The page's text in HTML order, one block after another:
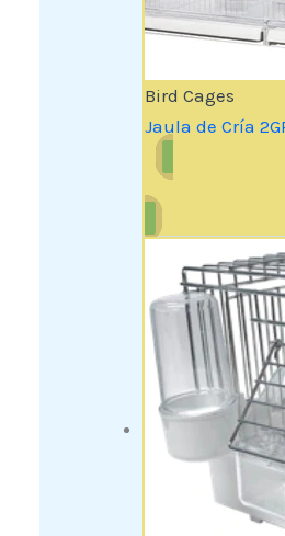
Bird Cages
Jaula de Cría